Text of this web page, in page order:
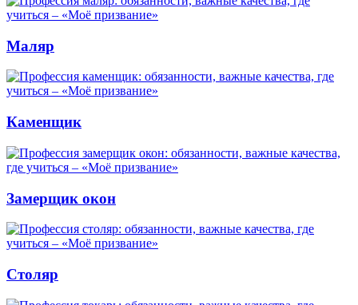
Маляр
Каменщик
Замерщик окон
Столяр